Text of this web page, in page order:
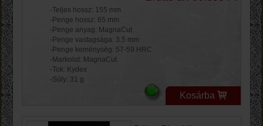
-Teljes hossz: 155 mm
-Penge hossz: 65 mm
-Penge anyag: MagnaCut
-Penge vastagsága: 3.5 mm
-Penge keménység: 57-59 HRC
-Markolat: MagnaCut
-Tok: Kydex
-Súly: 31 g
Kosárba